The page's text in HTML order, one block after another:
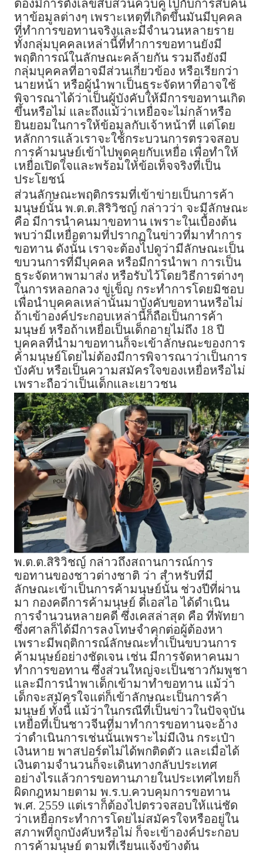
ต้องมีการตั้งเลขสืบสวนควบคู่ไปกับการสืบค้น
หาข้อมูลต่างๆ เพราะเหตุที่เกิดขึ้นมันมีบุคคล
ที่ทำการขอทานจริงและมีจำนวนหลายราย
ทั้งกลุ่มบุคคลเหล่านี้ที่ทำการขอทานยังมี
พฤติการณ์ในลักษณะคล้ายกัน รวมถึงยังมี
กลุ่มบุคคลที่อาจมีส่วนเกี่ยวข้อง หรือเรียกว่า
นายหน้า หรือผู้นำพาเป็นธุระจัดหาที่อาจใช้
พิจารณาได้ว่าเป็นผู้บังคับให้มีการขอทานเกิด
ขึ้นหรือไม่ และถึงแม้ว่าเหยื่อจะไม่กล้าหรือ
ยินยอมในการให้ข้อมูลกับเจ้าหน้าที่ แต่โดย
หลักการแล้วเราจะใช้กระบวนการตรวจสอบ
การค้ามนุษย์เข้าไปพูดคุยกับเหยื่อ เพื่อทำให้
เหยื่อเปิดใจและพร้อมให้ข้อเท็จจริงที่เป็น
ประโยชน์
ส่วนลักษณะพฤติกรรมที่เข้าข่ายเป็นการค้า
มนุษย์นั้น พ.ต.ต.สิริวิชญ์ กล่าวว่า จะมีลักษณะ
คือ มีการนำคนมาขอทาน เพราะในเบื้องต้น
พบว่ามีเหยื่อตามที่ปรากฏในข่าวที่มาทำการ
ขอทาน ดังนั้น เราจะต้องไปดูว่ามีลักษณะเป็น
ขบวนการที่มีบุคคล หรือมีการนำพา การเป็น
ธุระจัดหาพามาส่ง หรือรับไว้โดยวิธีการต่างๆ
ในการหลอกลวง ขู่เข็ญ กระทำการโดยมิชอบ
เพื่อนำบุคคลเหล่านั้นมาบังคับขอทานหรือไม่
ถ้าเข้าองค์ประกอบเหล่านี้ก็ถือเป็นการค้า
มนุษย์ หรือถ้าเหยื่อเป็นเด็กอายุไม่ถึง 18 ปี
บุคคลที่นำมาขอทานก็จะเข้าลักษณะของการ
ค้ามนุษย์โดยไม่ต้องมีการพิจารณาว่าเป็นการ
บังคับ หรือเป็นความสมัครใจของเหยื่อหรือไม่
เพราะถือว่าเป็นเด็กและเยาวชน
พ.ต.ต.สิริวิชญ์ กล่าวถึงสถานการณ์การ
ขอทานของชาวต่างชาติ ว่า สำหรับที่มี
ลักษณะเข้าเป็นการค้ามนุษย์นั้น ช่วงปีที่ผ่าน
มา กองคดีการค้ามนุษย์ ดีเอสไอ ได้ดำเนิน
การจำนวนหลายคดี ซึ่งเคสล่าสุด คือ ที่พัทยา
ซึ่งศาลก็ได้มีการลงโทษจำคุกต่อผู้ต้องหา
เพราะมีพฤติการณ์ลักษณะทำเป็นขบวนการ
ค้ามนุษย์อย่างชัดเจน เช่น มีการจัดหาคนมา
ทำการขอทาน ซึ่งส่วนใหญ่จะเป็นชาวกัมพูชา
และมีการนำพาเด็กเข้ามาทำขอทาน แม้ว่า
เด็กจะสมัครใจแต่ก็เข้าลักษณะเป็นการค้า
มนุษย์ ทั้งนี้ แม้ว่าในกรณีที่เป็นข่าวในปัจจุบัน
เหยื่อที่เป็นชาวจีนที่มาทำการขอทานจะอ้าง
ว่าดำเนินการเช่นนั้นเพราะไม่มีเงิน กระเป๋า
เงินหาย พาสปอร์ตไม่ได้พกติดตัว และเมื่อได้
เงินตามจำนวนก็จะเดินทางกลับประเทศ
อย่างไรแล้วการขอทานภายในประเทศไทยก็
ผิดกฎหมายตาม พ.ร.บ.ควบคุมการขอทาน
พ.ศ. 2559 แต่เราก็ต้องไปตรวจสอบให้แน่ชัด
ว่าเหยื่อกระทำการโดยไม่สมัครใจหรืออยู่ใน
สภาพที่ถูกบังคับหรือไม่ ก็จะเข้าองค์ประกอบ
การค้ามนุษย์ ตามที่เรียนแจ้งข้างต้น